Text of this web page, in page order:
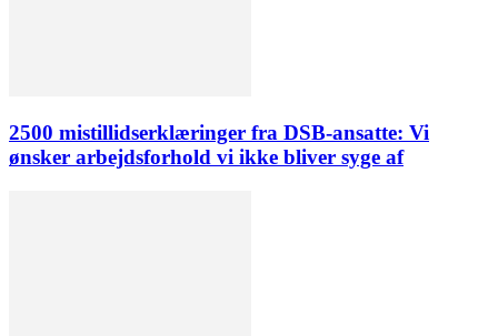
2500 mistillidserklæringer fra DSB-ansatte: Vi
ønsker arbejdsforhold vi ikke bliver syge af